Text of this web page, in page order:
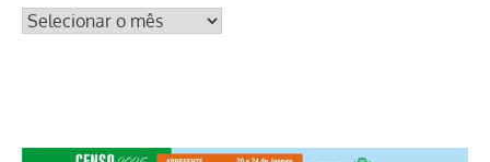
ARQUIVOS